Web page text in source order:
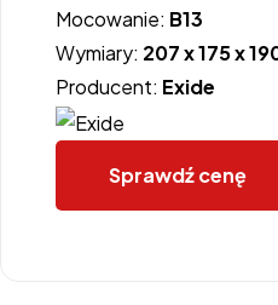
Mocowanie: B13
Wymiary: 207 x 175 x
Producent: Exide
Sprawdź cenę